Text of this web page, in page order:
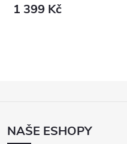
1 399 Kč
ANAŠE ESHOPY